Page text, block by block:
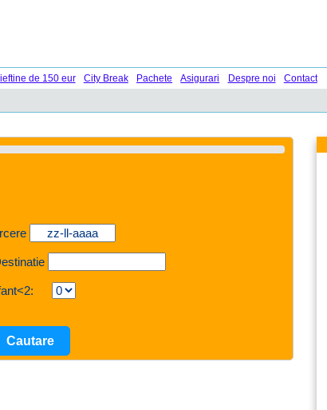
de 150 eur City Break Pachete Asigurari Despre noi Contact